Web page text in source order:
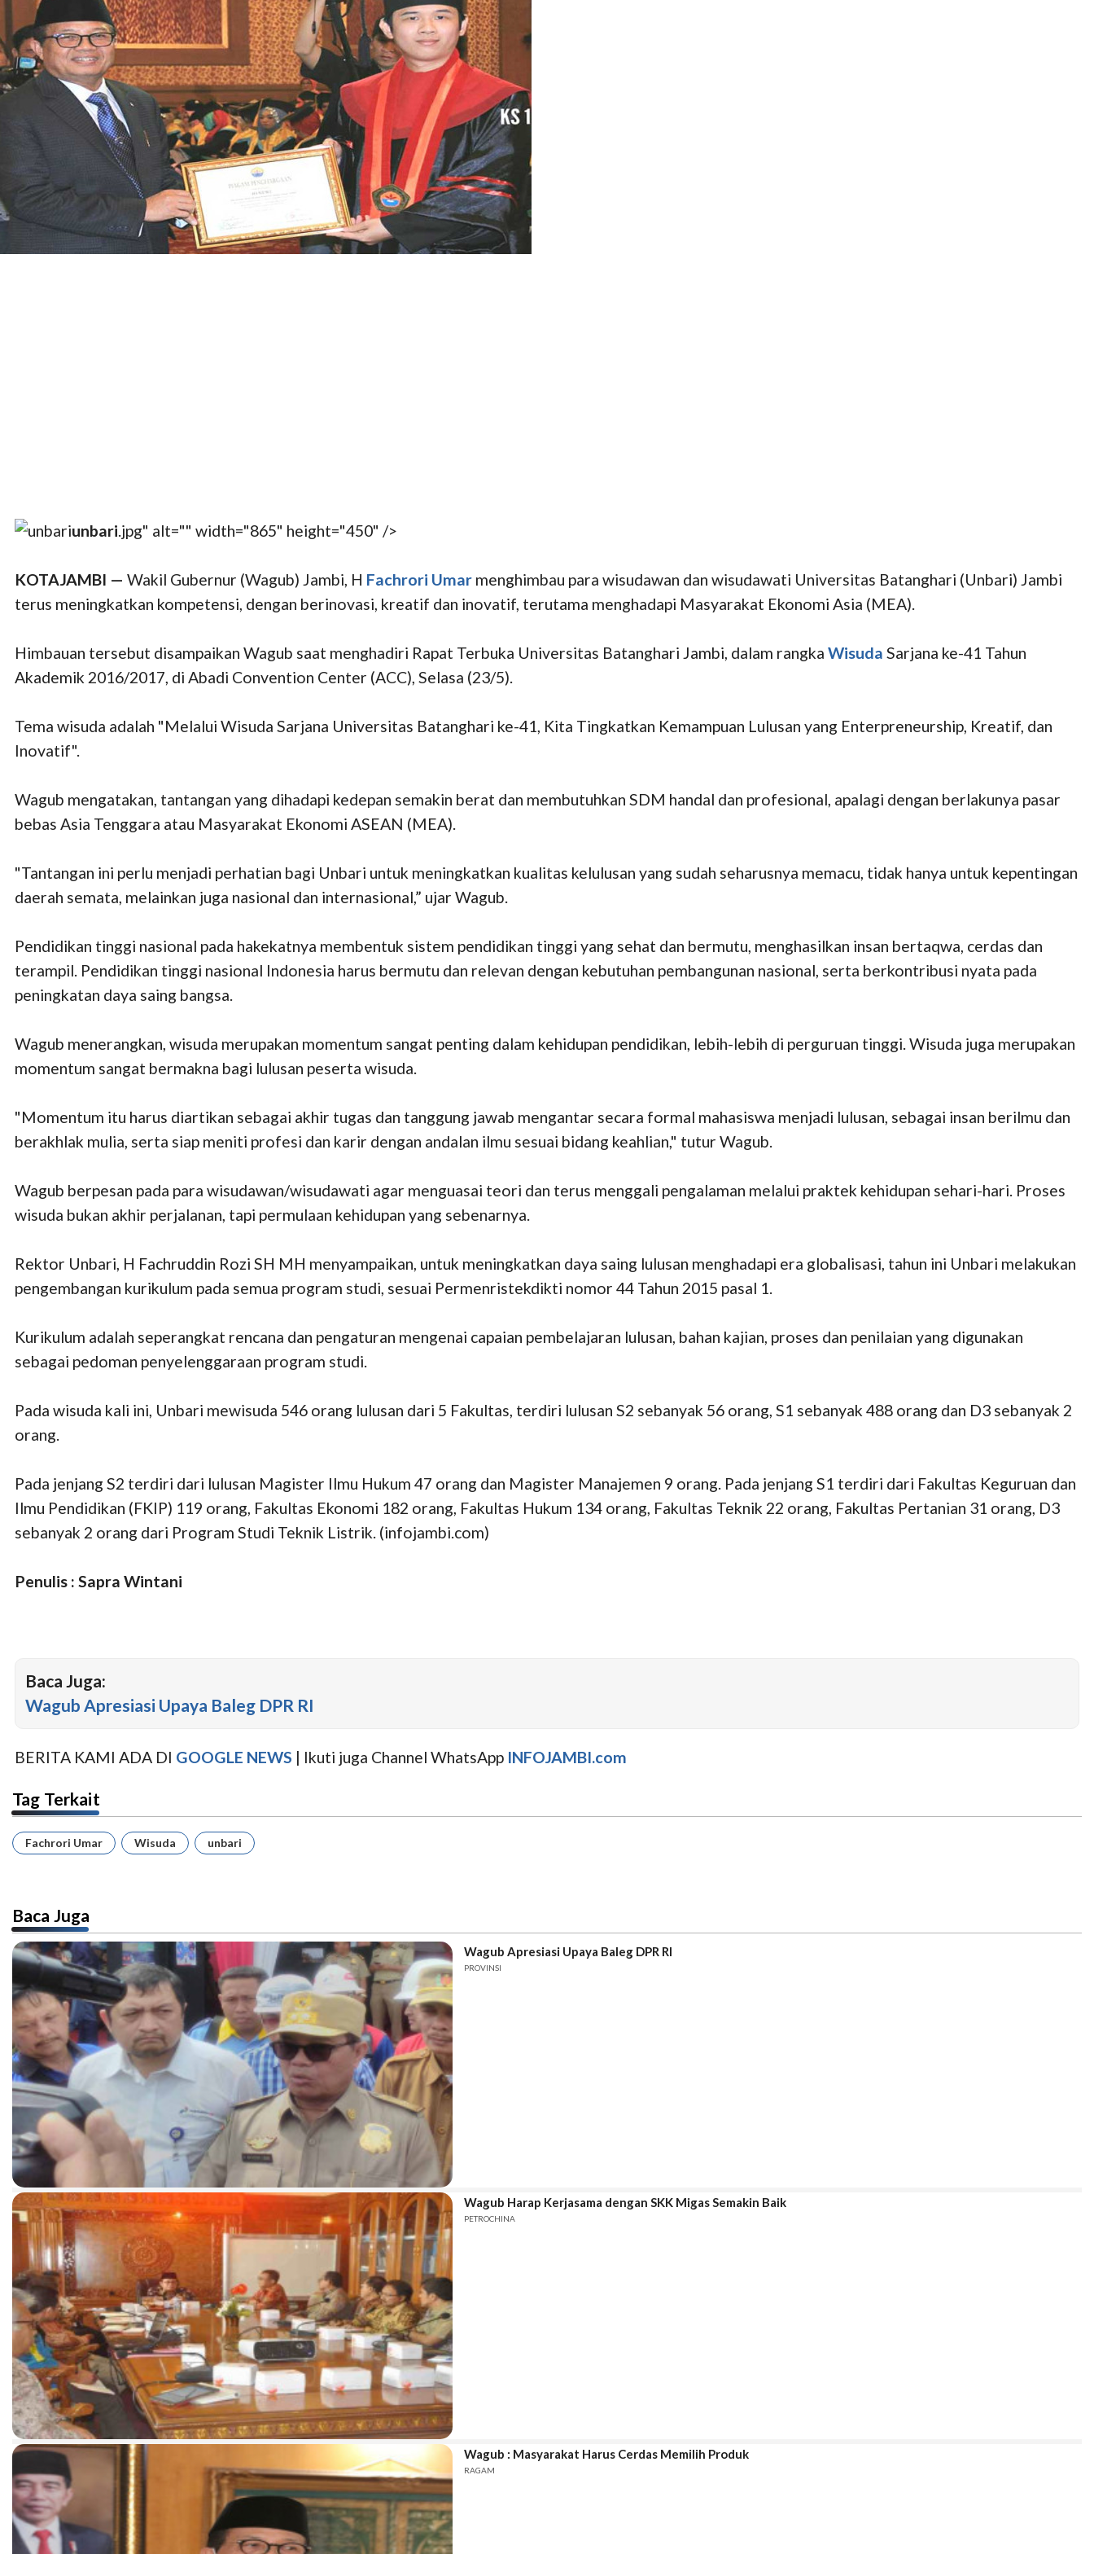
unbari .jpg" alt="" width="865" height="450" />
KOTAJAMBI — Wakil Gubernur (Wagub) Jambi, H Fachrori Umar menghimbau para wisudawan dan wisudawati Universitas Batanghari (Unbari) Jambi
terus meningkatkan kompetensi, dengan berinovasi, kreatif dan inovatif, terutama menghadapi Masyarakat Ekonomi Asia (MEA).
Himbauan tersebut disampaikan Wagub saat menghadiri Rapat Terbuka Universitas Batanghari Jambi, dalam rangka Wisuda Sarjana ke-41 Tahun
Akademik 2016/2017, di Abadi Convention Center (ACC), Selasa (23/5).
Tema wisuda adalah "Melalui Wisuda Sarjana Universitas Batanghari ke-41, Kita Tingkatkan Kemampuan Lulusan yang Enterpreneurship, Kreatif, dan
Inovatif".
Wagub mengatakan, tantangan yang dihadapi kedepan semakin berat dan membutuhkan SDM handal dan profesional, apalagi dengan berlakunya pasar
bebas Asia Tenggara atau Masyarakat Ekonomi ASEAN (MEA).
"Tantangan ini perlu menjadi perhatian bagi Unbari untuk meningkatkan kualitas kelulusan yang sudah seharusnya memacu, tidak hanya untuk kepentingan
daerah semata, melainkan juga nasional dan internasional,” ujar Wagub.
Pendidikan tinggi nasional pada hakekatnya membentuk sistem pendidikan tinggi yang sehat dan bermutu, menghasilkan insan bertaqwa, cerdas dan
terampil. Pendidikan tinggi nasional Indonesia harus bermutu dan relevan dengan kebutuhan pembangunan nasional, serta berkontribusi nyata pada
peningkatan daya saing bangsa.
Wagub menerangkan, wisuda merupakan momentum sangat penting dalam kehidupan pendidikan, lebih-lebih di perguruan tinggi. Wisuda juga merupakan
momentum sangat bermakna bagi lulusan peserta wisuda.
"Momentum itu harus diartikan sebagai akhir tugas dan tanggung jawab mengantar secara formal mahasiswa menjadi lulusan, sebagai insan berilmu dan
berakhlak mulia, serta siap meniti profesi dan karir dengan andalan ilmu sesuai bidang keahlian," tutur Wagub.
Wagub berpesan pada para wisudawan/wisudawati agar menguasai teori dan terus menggali pengalaman melalui praktek kehidupan sehari-hari. Proses
wisuda bukan akhir perjalanan, tapi permulaan kehidupan yang sebenarnya.
Rektor Unbari, H Fachruddin Rozi SH MH menyampaikan, untuk meningkatkan daya saing lulusan menghadapi era globalisasi, tahun ini Unbari melakukan
pengembangan kurikulum pada semua program studi, sesuai Permenristekdikti nomor 44 Tahun 2015 pasal 1.
Kurikulum adalah seperangkat rencana dan pengaturan mengenai capaian pembelajaran lulusan, bahan kajian, proses dan penilaian yang digunakan
sebagai pedoman penyelenggaraan program studi.
Pada wisuda kali ini, Unbari mewisuda 546 orang lulusan dari 5 Fakultas, terdiri lulusan S2 sebanyak 56 orang, S1 sebanyak 488 orang dan D3 sebanyak 2
orang.
Pada jenjang S2 terdiri dari lulusan Magister Ilmu Hukum 47 orang dan Magister Manajemen 9 orang. Pada jenjang S1 terdiri dari Fakultas Keguruan dan
Ilmu Pendidikan (FKIP) 119 orang, Fakultas Ekonomi 182 orang, Fakultas Hukum 134 orang, Fakultas Teknik 22 orang, Fakultas Pertanian 31 orang, D3
sebanyak 2 orang dari Program Studi Teknik Listrik. (infojambi.com)
Penulis : Sapra Wintani
Baca Juga:
Wagub Apresiasi Upaya Baleg DPR RI
BERITA KAMI ADA DI GOOGLE NEWS | Ikuti juga Channel WhatsApp INFOJAMBI.com
Tag Terkait
Fachrori Umar Wisuda unbari
Baca Juga
Wagub Apresiasi Upaya Baleg DPR RI
PROVINSI
Wagub Harap Kerjasama dengan SKK Migas Semakin Baik
PETROCHINA
Wagub : Masyarakat Harus Cerdas Memilih Produk
RAGAM